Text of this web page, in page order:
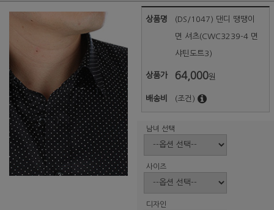
상품명 (DS/1047) 댄디 땡땡이
면 셔츠(CWC3239-4 면
샤틴도트3)
상품가 64,000원
배송비 (조건)
남녀 선택
사이즈
디자인